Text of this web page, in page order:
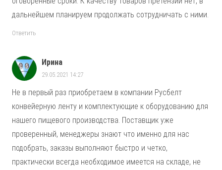
дальнейшем планируем продолжать сотрудничать с ними.
Ответить
Ирина
29.05.2021 14:27
Не в первый раз приобретаем в компании Русбелт
конвейерную ленту и комплектующие к оборудованию для
нашего пищевого производства. Поставщик уже
проверенный, менеджеры знают что именно для нас
подобрать, заказы выполняют быстро и четко,
практически всегда необходимое имеется на складе, не